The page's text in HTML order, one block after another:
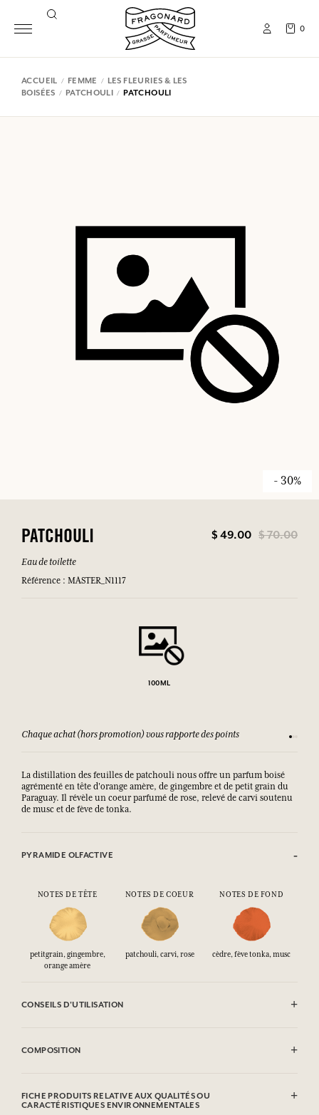
0
ACCUEIL FEMME
LES FLEURIES & LES
BOISÉES
PATCHOULI PATCHOULI
- 30%
PATCHOULI $ 49.00 $ 70.00
Eau de toilette
Référence : MASTER_N1117
100ML
Chaque achat (hors promotion) vous rapporte des points
La distillation des feuilles de patchouli nous offre un parfum boisé
agrémenté en tête d'orange amère, de gingembre et de petit grain du
Paraguay. Il révèle un coeur parfumé de rose, relevé de carvi soutenu
de musc et de fève de tonka.
PYRAMIDE OLFACTIVE
NOTES DE TÊTE NOTES DE COEUR NOTES DE FOND
petitgrain, gingembre,
orange amère
patchouli, carvi, rose cèdre, fève tonka, musc
CONSEILS D'UTILISATION
COMPOSITION
Limonene, Alpha-Isomethyl Ionone, Coumarin, Citronellol,
Eugenol, Linalool, Isoeugenol, Citral.Cette liste peut faire l'objet de
FICHE PRODUITS RELATIVE AUX QUALITÉS OU
CARACTÉRISTIQUES ENVIRONNEMENTALES